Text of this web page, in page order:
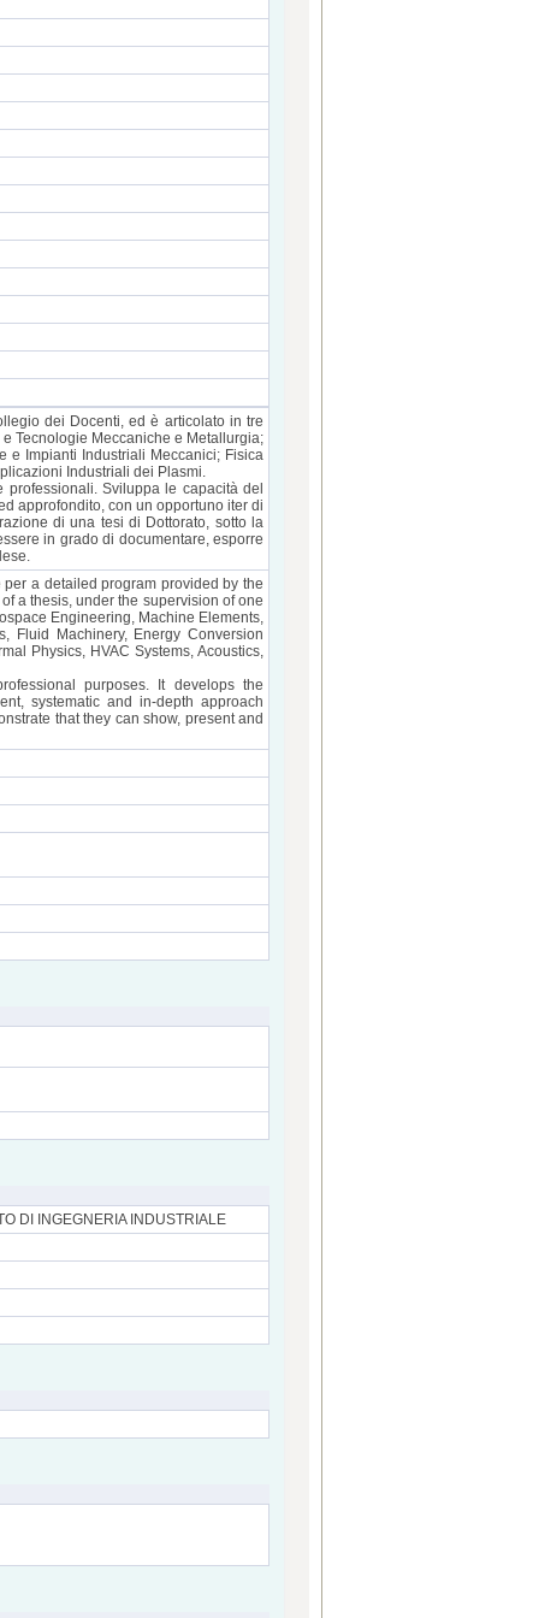
dei Docenti, ed è articolato in tre
Tecnologie Meccaniche e Metallurgia;
e Impianti Industriali Meccanici; Fisica
Industriali dei Plasmi.
professionali. Sviluppa le capacità del
approfondito, con un opportuno iter di
di una tesi di Dottorato, sotto la
in grado di documentare, esporre
a detailed program provided by the
a thesis, under the supervision of one
Engineering, Machine Elements,
Fluid Machinery, Energy Conversion
Physics, HVAC Systems, Acoustics,
purposes. It develops the
systematic and in-depth approach
that they can show, present and
DI INGEGNERIA INDUSTRIALE